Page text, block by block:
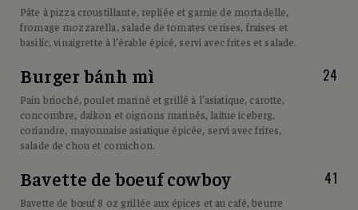
Pâte à pizza croustillante, repliée et garnie de mortadelle,
fromage mozzarella, salade de tomates cerises, fraises et
basilic, vinaigrette à l’érable épicé, servi avec frites et salade.
Burger bánh mì
Pain brioché, poulet mariné et grillé à l’asiatique, carotte,
concombre, daikon et oignons marinés, laitue iceberg,
coriandre, mayonnaise asiatique épicée, servi avec frites,
salade de chou et cornichon.
24
Bavette de boeuf cowboy
Bavette de bœuf 8 oz grillée aux épices et au café, beurre
41